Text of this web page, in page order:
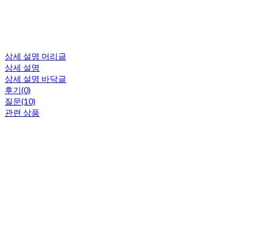
상세 설명 머리글
상세 설명
상세 설명 바닥글
후기(0)
질문(10)
관련 상품